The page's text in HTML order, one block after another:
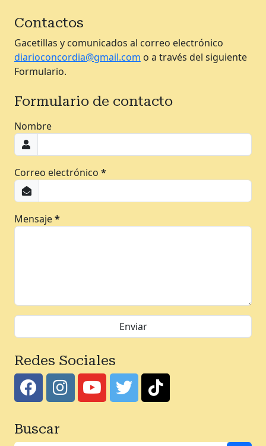
Contactos
Gacetillas y comunicados al correo electrónico
diarioconcordia@gmail.com o a través del siguiente
Formulario.
Formulario de contacto
Nombre
Correo electrónico *
Mensaje*
Redes Sociales
Buscar